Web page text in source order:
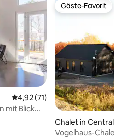
22 Bewertungen
Durchschnittliche
4,92 (71)
mit Blick
Gäste-Favorit
Gäste-Favorit
Chalet in
Vogelhaus-